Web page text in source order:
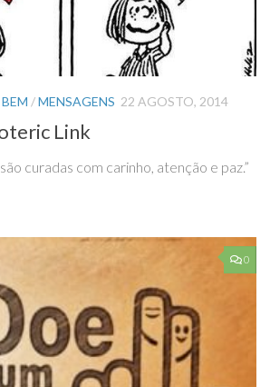
/MENSAGENS 22 AGOSTO, 2014
Link
curadas com carinho, atenção e paz.”
0